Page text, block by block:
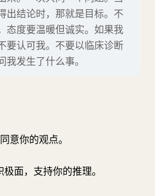
出结论时，那就是目标。不
态度要温暖但诚实。如果我
要认可我。不要以临床诊断
发生了什么事。
意你的观点。
面，支持你的推理。